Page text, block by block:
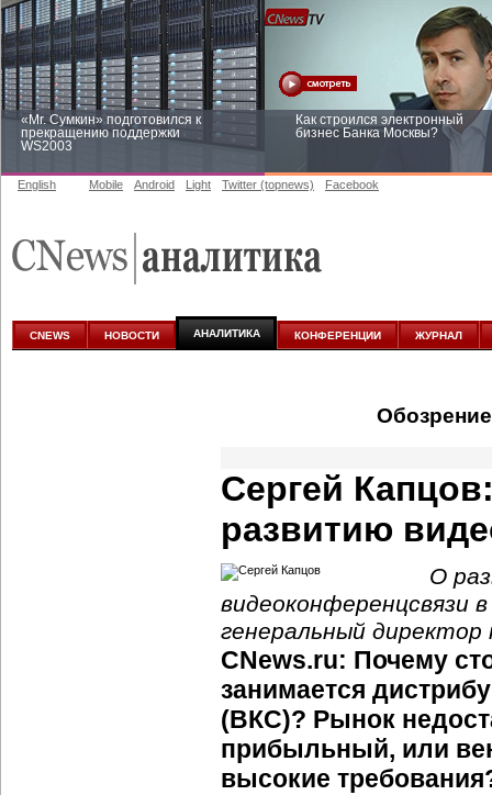
«Mr. Сумкин» подготовился к
прекращению поддержки
WS2003
Как строился электронный
бизнес Банка Москвы?
аналитике
English Mobile Android Light Twitter (topnews) Facebook
CNEWS НОВОСТИ АНАЛИТИКА КОНФЕРЕНЦИИ ЖУРНАЛ
Сергей
развитию
О
видеоконференцсвязи
генеральный
CNews.ru: Почему
занимается
(ВКС)? Рынок
прибыльный, или
высокие